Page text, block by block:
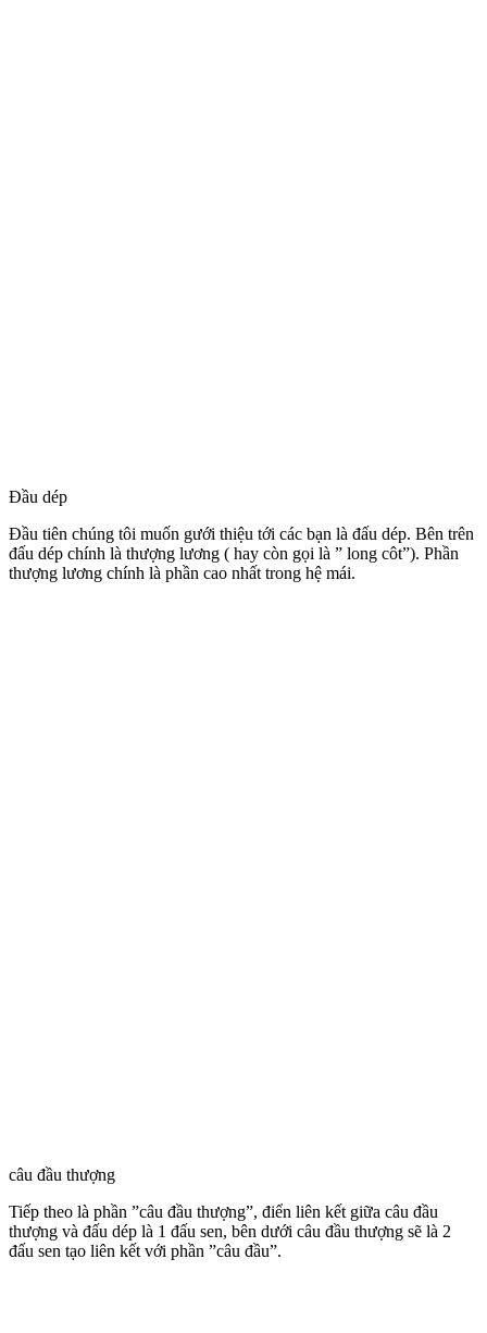
Đầu dép
Đầu tiên chúng tôi muốn gưới thiệu tới các bạn là đấu dép. Bên trên
đấu dép chính là thượng lương ( hay còn gọi là ” long côt”). Phần
thượng lương chính là phần cao nhất trong hệ mái.
câu đầu thượng
Tiếp theo là phần ”câu đầu thượng”, điển liên kết giữa câu đầu
thượng và đấu dép là 1 đấu sen, bên dưới câu đầu thượng sẽ là 2
đấu sen tạo liên kết với phần ”câu đầu”.